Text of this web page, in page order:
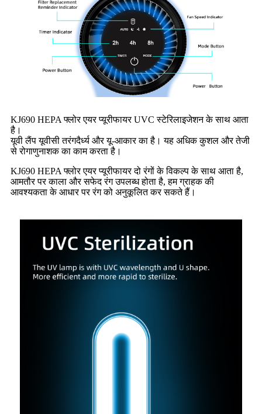
KJ690 HEPA फ्लोर एयर प्यूरीफायर UVC स्टेरिलाइजेशन के साथ आता
है।
यूवी लैंप यूवीसी तरंगदैर्ध्य और यू-आकार का है। यह अधिक कुशल और तेजी
से रोगाणुनाशक का काम करता है।
KJ690 HEPA फ्लोर एयर प्यूरीफायर दो रंगों के विकल्प के साथ आता है,
आमतौर पर काला और सफेद रंग उपलब्ध होता है, हम ग्राहक की
आवश्यकता के आधार पर रंग को अनुकूलित कर सकते हैं।